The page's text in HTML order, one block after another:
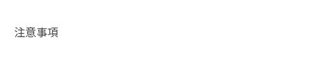
注意事項